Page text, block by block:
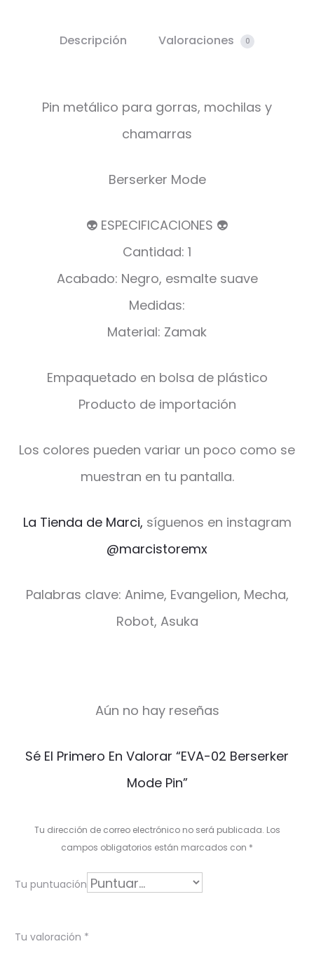
Descripción Valoraciones 0
Pin metálico para gorras, mochilas y
chamarras
Berserker Mode
👽 ESPECIFICACIONES 👽
Cantidad: 1
Acabado: Negro, esmalte suave
Medidas:
Material: Zamak
Empaquetado en bolsa de plástico
Producto de importación
Los colores pueden variar un poco como se
muestran en tu pantalla.
La Tienda de Marci, síguenos en instagram
@marcistoremx
Palabras clave: Anime, Evangelion, Mecha,
Robot, Asuka
V
a
c
o
Aún no hay reseñas
Sé El Primero En Valorar “EVA-02 Berserker
Mode Pin”
Tu dirección de correo electrónico no será publicada. Los
campos obligatorios están marcados con *
Tu puntuación
Tu valoración *